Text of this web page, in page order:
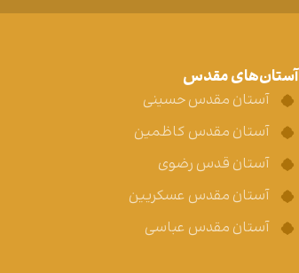
آستان‌های مقدس
آستان مقدس حسینی
آستان مقدس کاظمین
آستان قدس رضوی
آستان مقدس عسکریین
آستان مقدس عباسی